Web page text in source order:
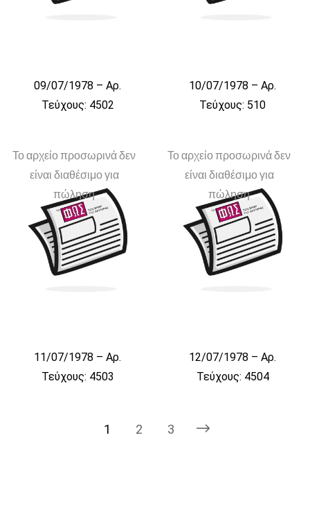
09/07/1978 – Αρ.
Τεύχους: 4502
10/07/1978 – Αρ.
Τεύχους: 510
Το αρχείο προσωρινά δεν
είναι διαθέσιμο για
πώληση
11/07/1978 – Αρ.
Τεύχους: 4503
Το αρχείο προσωρινά δεν
είναι διαθέσιμο για
πώληση
12/07/1978 – Αρ.
Τεύχους: 4504
1 2 3